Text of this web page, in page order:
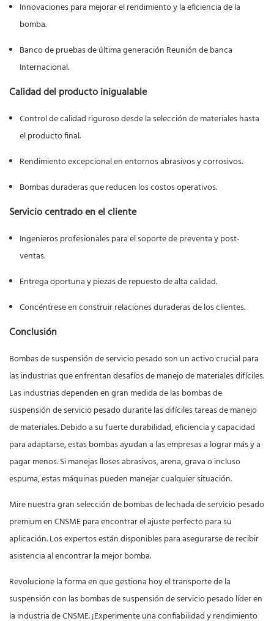
Innovaciones para mejorar el rendimiento y la eficiencia de la
bomba.
Banco de pruebas de última generación Reunión de banca
Internacional.
Calidad del producto inigualable
Control de calidad riguroso desde la selección de materiales hasta
el producto final.
Rendimiento excepcional en entornos abrasivos y corrosivos.
Bombas duraderas que reducen los costos operativos.
Servicio centrado en el cliente
Ingenieros profesionales para el soporte de preventa y post-
ventas.
Entrega oportuna y piezas de repuesto de alta calidad.
Concéntrese en construir relaciones duraderas de los clientes.
Conclusión
Bombas de suspensión de servicio pesadoson un activo crucial para
las industrias que enfrentan desafíos de manejo de materiales difíciles.
Las industrias dependen en gran medida de las bombas de
suspensión de servicio pesado durante las difíciles tareas de manejo
de materiales. Debido a su fuerte durabilidad, eficiencia y capacidad
para adaptarse, estas bombas ayudan a las empresas a lograr más y a
pagar menos. Si manejas lloses abrasivos, arena, grava o incluso
espuma, estas máquinas pueden manejar cualquier situación.
Mire nuestra gran selección de bombas de lechada de servicio pesado
premium en CNSME para encontrar el ajuste perfecto para su
aplicación. Los expertos están disponibles para asegurarse de recibir
asistencia al encontrar la mejor bomba.
Revolucione la forma en que gestiona hoy el transporte de la
suspensión con las bombas de suspensión de servicio pesado líder en
la industria de CNSME. ¡Experimente una confiabilidad y rendimiento